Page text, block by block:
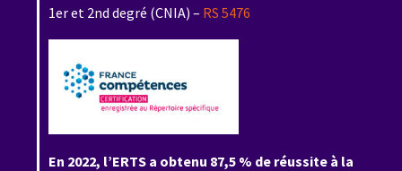
1er et 2nd degré (CNIA) – RS 5476
En 2022, l’ERTS a obtenu 87,5 % de réussite à la